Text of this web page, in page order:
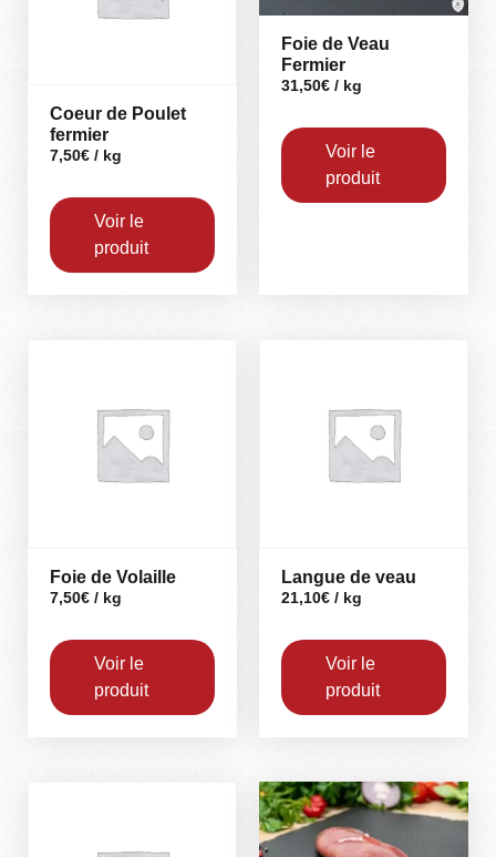
Coeur de Poulet
fermier
7,50€ / kg
Voir le
produit
Foie de Veau
Fermier
31,50€ / kg
Voir le
produit
Foie de Volaille
7,50€ / kg
Voir le
produit
Langue de veau
21,10€ / kg
Voir le
produit